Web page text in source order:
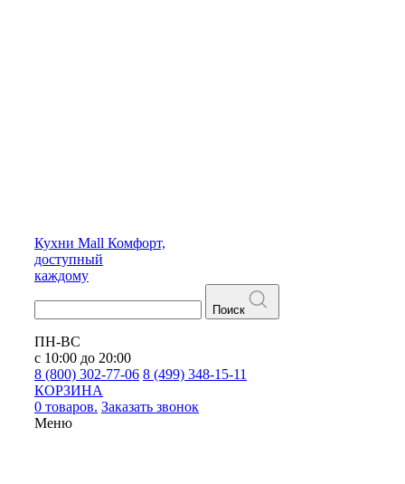
Кухни Mall Комфорт,
доступный
каждому
Поиск
ПН-ВС
с 10:00 до 20:00
8 (800) 302-77-06 8 (499) 348-15-11
КОРЗИНА
0 товаров. Заказать звонок
Меню